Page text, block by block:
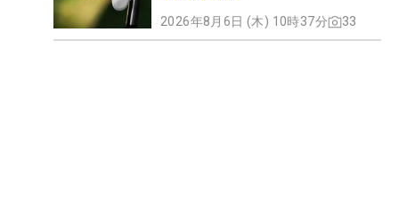
2026年8月6日 (木) 10時37分 33